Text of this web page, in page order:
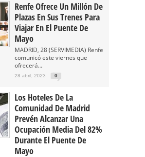
Renfe Ofrece Un Millón De
Plazas En Sus Trenes Para
Viajar En El Puente De
Mayo
MADRID, 28 (SERVIMEDIA) Renfe
comunicó este viernes que
ofrecerá...
28 abril, 2023 0
Los Hoteles De La
Comunidad De Madrid
Prevén Alcanzar Una
Ocupación Media Del 82%
Durante El Puente De
Mayo